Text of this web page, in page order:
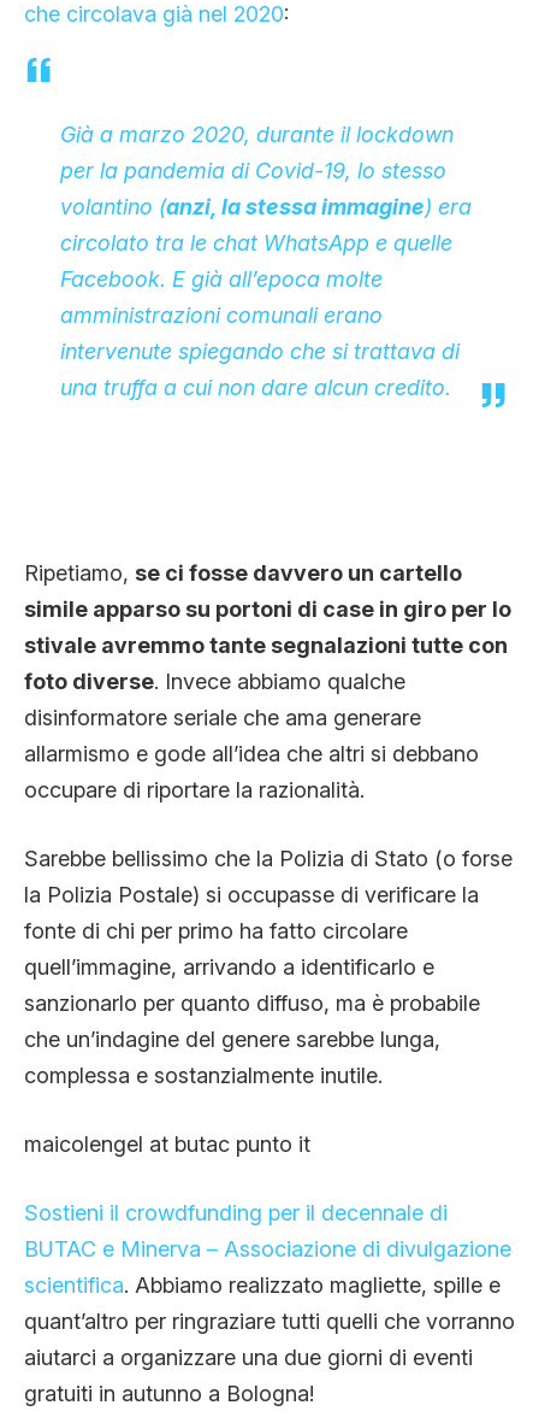
che circolava già nel 2020:
Già a marzo 2020, durante il lockdown
per la pandemia di Covid-19, lo stesso
volantino (anzi, la stessa immagine) era
circolato tra le chat WhatsApp e quelle
Facebook. E già all’epoca molte
amministrazioni comunali erano
intervenute spiegando che si trattava di
una truffa a cui non dare alcun credito.
Ripetiamo, se ci fosse davvero un cartello
simile apparso su portoni di case in giro per lo
stivale avremmo tante segnalazioni tutte con
foto diverse. Invece abbiamo qualche
disinformatore seriale che ama generare
allarmismo e gode all’idea che altri si debbano
occupare di riportare la razionalità.
Sarebbe bellissimo che la Polizia di Stato (o forse
la Polizia Postale) si occupasse di verificare la
fonte di chi per primo ha fatto circolare
quell’immagine, arrivando a identificarlo e
sanzionarlo per quanto diffuso, ma è probabile
che un’indagine del genere sarebbe lunga,
complessa e sostanzialmente inutile.
maicolengel at butac punto it
Sostieni il crowdfunding per il decennale di
BUTAC e Minerva – Associazione di divulgazione
scientifica. Abbiamo realizzato magliette, spille e
quant’altro per ringraziare tutti quelli che vorranno
aiutarci a organizzare una due giorni di eventi
gratuiti in autunno a Bologna!